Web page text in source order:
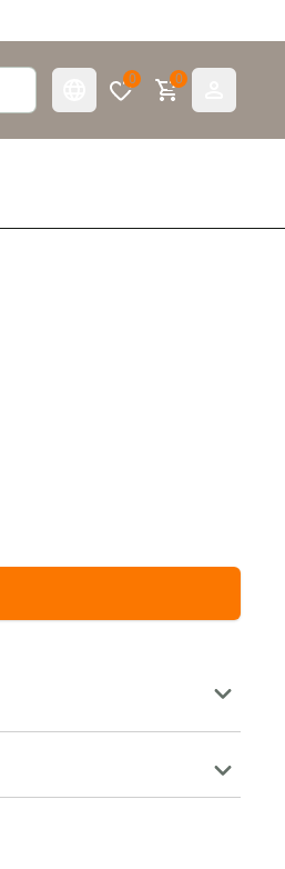
0 0